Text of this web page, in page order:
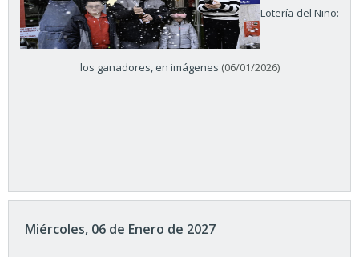
Lotería del Niño:
los ganadores, en imágenes (06/01/2026)
Miércoles, 06 de Enero de 2027